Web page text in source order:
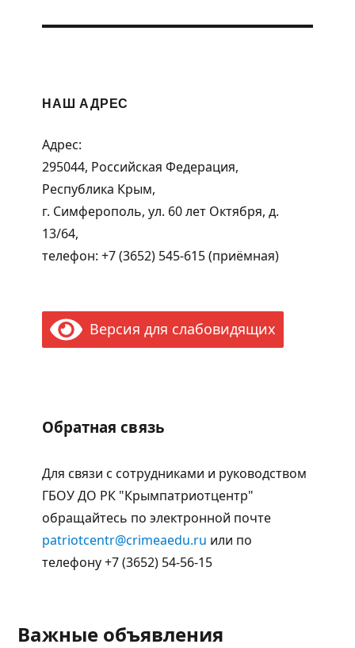
НАШ АДРЕС
Адрес:
295044, Российская Федерация,
Республика Крым,
г. Симферополь, ул. 60 лет Октября, д.
13/64,
телефон: +7 (3652) 545-615 (приёмная)
Версия для слабовидящих
Обратная связь
Для связи с сотрудниками и руководством
ГБОУ ДО РК "Крымпатриотцентр"
обращайтесь по электронной почте
patriotcentr@crimeaedu.ru или по
телефону +7 (3652) 54-56-15
Важные объявления